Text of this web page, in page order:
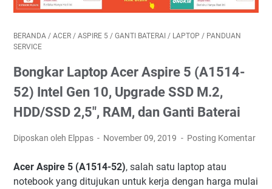
BERANDA / ACER / ASPIRE 5 / GANTI BATERAI / LAPTOP / PANDUAN
SERVICE
Bongkar Laptop Acer Aspire 5 (A1514-
52) Intel Gen 10, Upgrade SSD M.2,
HDD/SSD 2,5", RAM, dan Ganti Baterai
Diposkan oleh Elppas November 09, 2019 Posting Komentar
Acer Aspire 5 (A1514-52), salah satu laptop atau
notebook yang ditujukan untuk kerja dengan harga mulai